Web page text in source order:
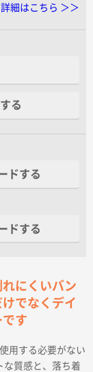
細はこちら ＞＞
る
ドする
ドする
にくいバン
でなくデイ
す
用する必要がない
な質感と、落ち着